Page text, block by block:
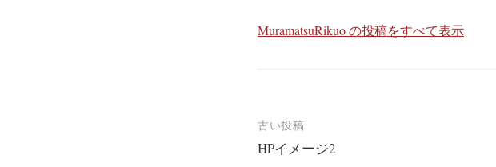
MuramatsuRikuo の投稿をすべて表示
投
稿
古い投稿
HPイメージ2